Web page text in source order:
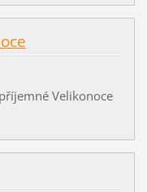
Velikonoce